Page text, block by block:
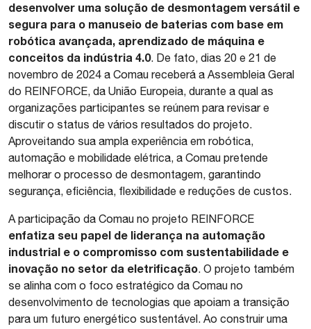
desenvolver uma solução de desmontagem versátil e
segura para o manuseio de baterias com base em
robótica avançada, aprendizado de máquina e
conceitos da indústria 4.0. De fato, dias 20 e 21 de
novembro de 2024 a Comau receberá a Assembleia Geral
do REINFORCE, da União Europeia, durante a qual as
organizações participantes se reúnem para revisar e
discutir o status de vários resultados do projeto.
Aproveitando sua ampla experiência em robótica,
automação e mobilidade elétrica, a Comau pretende
melhorar o processo de desmontagem, garantindo
segurança, eficiência, flexibilidade e reduções de custos.
A participação da Comau no projeto REINFORCE
enfatiza seu papel de liderança na automação
industrial e o compromisso com sustentabilidade e
inovação no setor da eletrificação. O projeto também
se alinha com o foco estratégico da Comau no
desenvolvimento de tecnologias que apoiam a transição
para um futuro energético sustentável. Ao construir uma